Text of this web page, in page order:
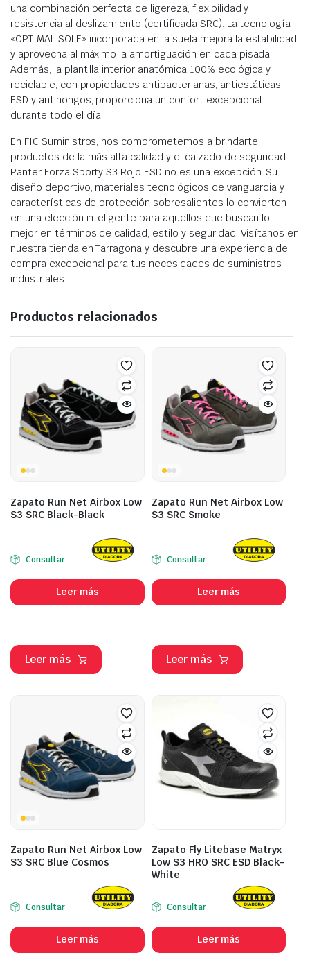
una combinación perfecta de ligereza, flexibilidad y
resistencia al deslizamiento (certificada SRC). La tecnología
«OPTIMAL SOLE» incorporada en la suela mejora la estabilidad
y aprovecha al máximo la amortiguación en cada pisada.
Además, la plantilla interior anatómica 100% ecológica y
reciclable, con propiedades antibacterianas, antiestáticas
ESD y antihongos, proporciona un confort excepcional
durante todo el día.
En FIC Suministros, nos comprometemos a brindarte
productos de la más alta calidad y el calzado de seguridad
Panter Forza Sporty S3 Rojo ESD no es una excepción. Su
diseño deportivo, materiales tecnológicos de vanguardia y
características de protección sobresalientes lo convierten
en una elección inteligente para aquellos que buscan lo
mejor en términos de calidad, estilo y seguridad. Visítanos en
nuestra tienda en Tarragona y descubre una experiencia de
compra excepcional para tus necesidades de suministros
industriales.
Productos relacionados
Zapato Run Net Airbox Low
S3 SRC Black-Black
Consultar
Leer más
Leer más
Zapato Run Net Airbox Low
S3 SRC Smoke
Consultar
Leer más
Leer más
Zapato Run Net Airbox Low
S3 SRC Blue Cosmos
Consultar
Leer más
Zapato Fly Litebase Matryx
Low S3 HRO SRC ESD Black-
White
Consultar
Leer más